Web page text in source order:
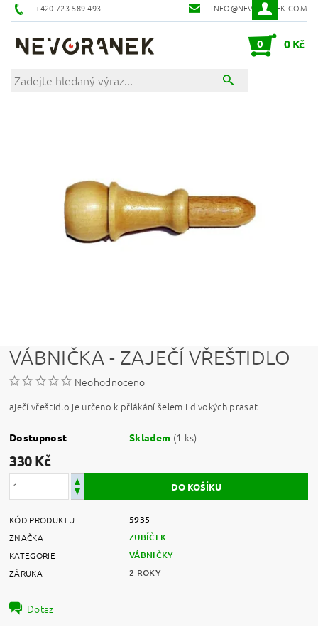
+420 723 589 493 INFO@NEVORANEK.COM
0 0 Kč
VÁBNIČKA - ZAJEČÍ VŘEŠTIDLO
Neohodnoceno
aječí vřeštidlo je určeno k přlákání šelem i divokých prasat.
Dostupnost Skladem (1 ks)
330 Kč
KÓD PRODUKTU 5935
ZNAČKA ZUBÍČEK
KATEGORIE VÁBNIČKY
ZÁRUKA 2 ROKY
Dotaz